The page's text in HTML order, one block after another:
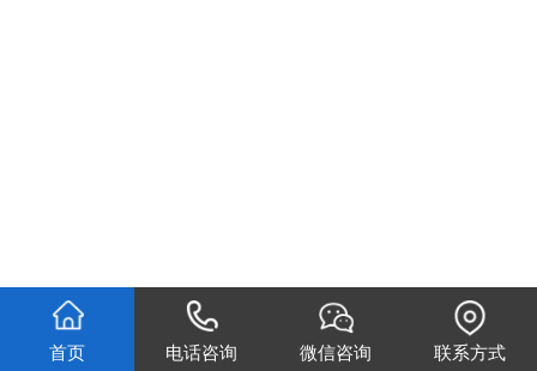
首页 电话咨询 微信咨询 联系方式